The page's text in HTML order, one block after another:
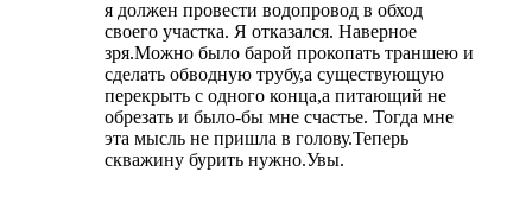
я должен провести водопровод в обход
своего участка. Я отказался. Наверное
зря.Можно было барой прокопать траншею и
сделать обводную трубу,а существующую
перекрыть с одного конца,а питающий не
обрезать и было-бы мне счастье. Тогда мне
эта мысль не пришла в голову.Теперь
скважину бурить нужно.Увы.